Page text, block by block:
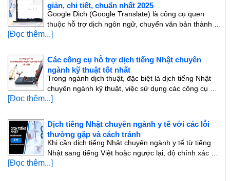
giản, chi tiết, chuẩn nhất 2025
Google Dịch (Google Translate) là công cụ quen
thuộc hỗ trợ dịch ngôn ngữ, chuyển văn bản thành …
[Đọc thêm...]
Các công cụ hỗ trợ dịch tiếng Nhật chuyên
ngành kỹ thuật tốt nhất
Trong ngành dịch thuật, đặc biệt là dịch tiếng Nhật
chuyên ngành kỹ thuật, việc sử dụng các công cụ …
[Đọc thêm...]
Dịch tiếng Nhật chuyên ngành y tế với các lỗi
thường gặp và cách tránh
Khi cần dịch tiếng Nhật chuyên ngành y tế từ tiếng
Nhật sang tiếng Việt hoặc ngược lại, độ chính xác …
[Đọc thêm...]